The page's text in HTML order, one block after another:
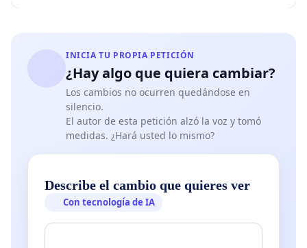
INICIA TU PROPIA PETICIÓN
¿Hay algo que quiera cambiar?
Los cambios no ocurren quedándose en
silencio.
El autor de esta petición alzó la voz y tomó
medidas. ¿Hará usted lo mismo?
Describe el cambio que quieres ver
Con tecnología de IA